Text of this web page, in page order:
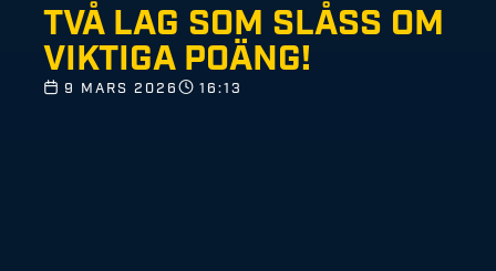
TVÅ LAG SOM SLÅSS OM
VIKTIGA POÄNG!
9 MARS 2026 16:13